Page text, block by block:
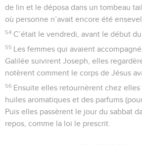
de lin et le déposa dans un tombeau
où personne n’avait encore été
54 C’était le vendredi, avant le début du
55 Les femmes qui avaient
Galilée suivirent Joseph, elles
notèrent comment le corps de Jésus
56 Ensuite elles retournèrent chez
huiles aromatiques et des parfums
Puis elles passèrent le jour du sabbat
repos, comme la loi le prescrit.